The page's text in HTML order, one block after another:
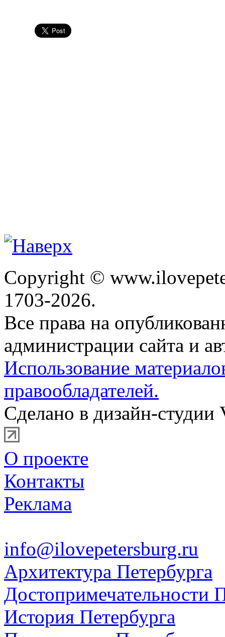
Copyright ©
1703-2026.
Все права на
администрации сайта и
Использование
правообладателей.
Сделано в дизайн-студии
О проекте
Контакты
Реклама
info@ilovepetersburg.ru
Архитектура Петербурга
Достопримечательности
История Петербурга